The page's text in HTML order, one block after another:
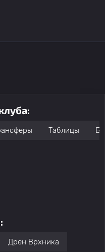
Таблицы
Дрен Врхника